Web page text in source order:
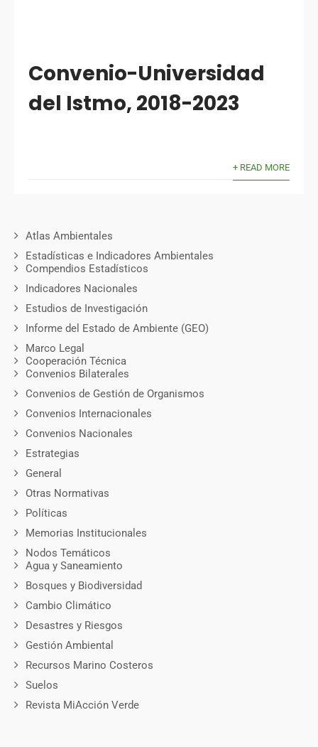
Convenio-Universidad
del Istmo, 2018-2023
+ READ MORE
Atlas Ambientales
Estadísticas e Indicadores Ambientales
Compendios Estadísticos
Indicadores Nacionales
Estudios de Investigación
Informe del Estado de Ambiente (GEO)
Marco Legal
Cooperación Técnica
Convenios Bilaterales
Convenios de Gestión de Organismos
Convenios Internacionales
Convenios Nacionales
Estrategias
General
Otras Normativas
Políticas
Memorias Institucionales
Nodos Temáticos
Agua y Saneamiento
Bosques y Biodiversidad
Cambio Climático
Desastres y Riesgos
Gestión Ambiental
Recursos Marino Costeros
Suelos
Revista MiAcción Verde